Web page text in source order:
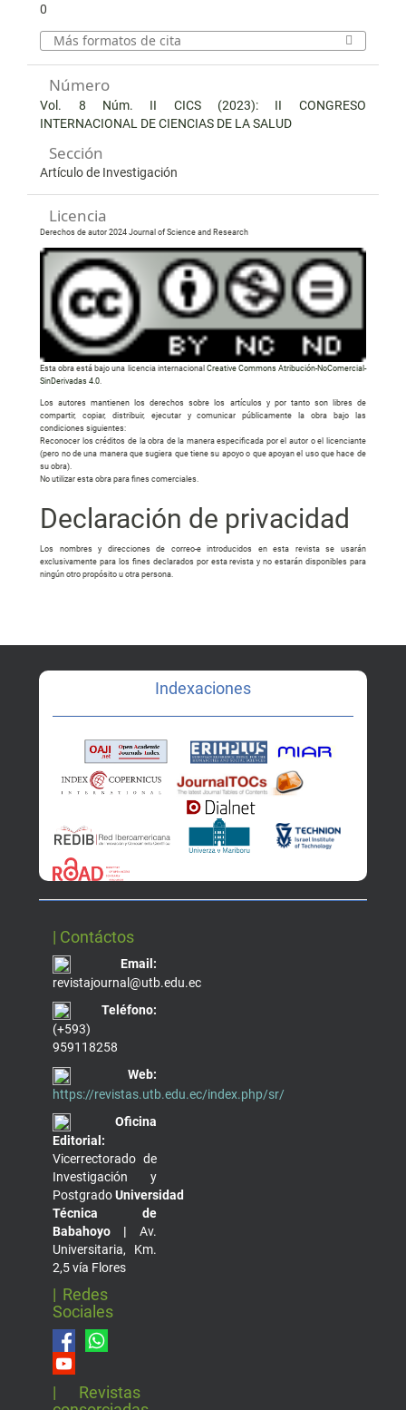
0
Más formatos de cita
Número
Vol. 8 Núm. II CICS (2023): II CONGRESO
INTERNACIONAL DE CIENCIAS DE LA SALUD
Sección
Artículo de Investigación
Licencia
Derechos de autor 2024 Journal of Science and Research
Esta obra está bajo una licencia internacionalCreative Commons Atribución-NoComercial-
SinDerivadas 4.0.
Los autores mantienen los derechos sobre los artículos y por tanto son libres de
compartir, copiar, distribuir, ejecutar y comunicar públicamente la obra bajo las
condiciones siguientes:
Reconocer los créditos de la obra de la manera especificada por el autor o el licenciante
(pero no de una manera que sugiera que tiene su apoyo o que apoyan el uso que hace de
su obra).
No utilizar esta obra para fines comerciales.
Declaración de privacidad
Los nombres y direcciones de correo-e introducidos en esta revista se usarán
exclusivamente para los fines declarados por esta revista y no estarán disponibles para
ningún otro propósito u otra persona.
Indexaciones
| Contáctos
Email:
revistajournal@utb.edu.ec
Teléfono:
(+593)
959118258
Web:
https://revistas.utb.edu.ec/index.php/sr/
Oficina
Editorial:
Vicerrectorado de
Investigación y
PostgradoUniversidad
Técnica de
Babahoyo | Av.
Universitaria, Km.
2,5 vía Flores
| Redes
Sociales
| Revistas